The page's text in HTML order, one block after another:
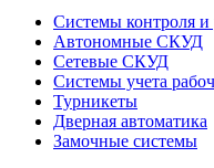
Системы контроля
Автономные СКУД
Сетевые СКУД
Системы учета
Турникеты
Дверная автоматика
Замочные системы